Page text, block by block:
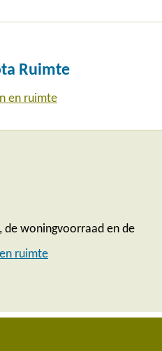
Ruimte
en ruimte
de woningvoorraad en de
ruimte